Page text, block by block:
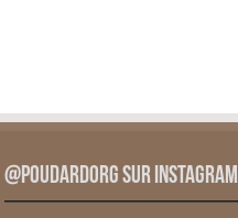
@PoudardOrg sur Instagram